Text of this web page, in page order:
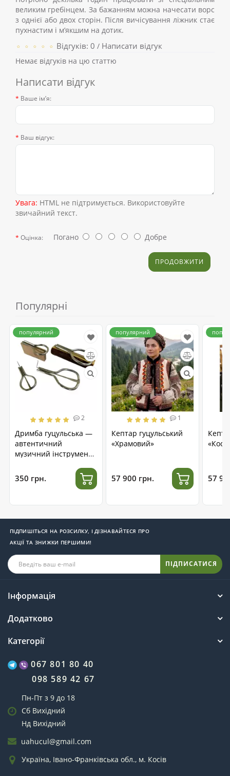
великим гребінцем. За бажанням можна начесати ворс
з однієї або двох сторін. Після вичісування ліжник стає
пухнастим і м’якшим на дотик.
Відгуків: 0 / Написати відгук
Немає відгуків на цю статтю
Написати відгук
Ваше ім’я:
Ваш відгук:
Увага: HTML не підтримується. Використовуйте
звичайний текст.
Оцінка: Погано Добре
ПРОДОВЖИТИ
Популярні
популярний
2
Дримба гуцульська —
автентичний
музичний інструмент
350 грн.
популярний
1
Кептар гуцульський
«Храмовий»
57 900 грн. 57
ПІДПИШІТЬСЯ НА РОЗСИЛКУ, І ДІЗНАВАЙТЕСЯ ПРО
АКЦІЇ ТА ЗНИЖКИ ПЕРШИМИ!
ПІДПИСАТИСЯ
Інформація
Додатково
Категорії
067 801 80 40
098 589 42 67
Пн-Пт з 9 до 18
Сб Вихідний
Нд Вихідний
uahucul@gmail.com
Україна, Івано-Франківська обл., м. Косів